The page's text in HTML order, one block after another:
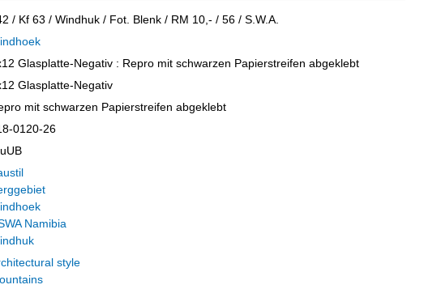
/ Kf 63 / Windhuk / Fot. Blenk / RM 10,- / 56 / S.W.A.
Glasplatte-Negativ : Repro mit schwarzen Papierstreifen abgeklebt
Glasplatte-Negativ
mit schwarzen Papierstreifen abgeklebt
0120-26
Namibia
style